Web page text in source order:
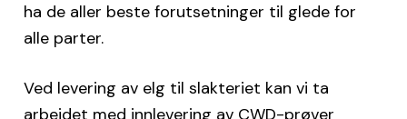
ha de aller beste forutsetninger til glede for
alle parter.
Ved levering av elg til slakteriet kan vi ta
arbeidet med innlevering av CWD-prøver